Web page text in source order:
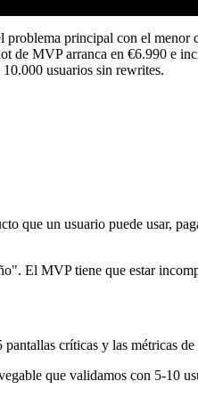
principal con el menor
de MVP arranca en €6.990 e
usuarios sin rewrites.
que un usuario puede usar,
El MVP tiene que estar
críticas y las métricas
que validamos con 5-10